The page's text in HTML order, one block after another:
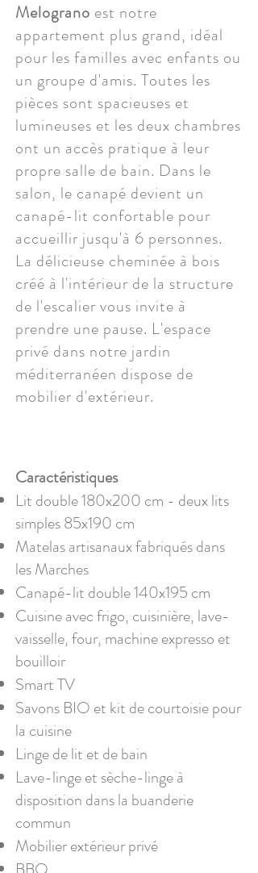
Melograno est notre
appartement plus grand, idéal
pour les familles avec enfants ou
un groupe d'amis. Toutes les
pièces sont spacieuses et
lumineuses et les deux chambres
ont un accès pratique à leur
propre salle de bain. Dans le
salon, le canapé devient un
canapé-lit confortable pour
accueillir jusqu'à 6 personnes.
La délicieuse cheminée à bois
créé à l'intérieur de la structure
de l'escalier vous invite à
prendre une pause. L'espace
privé dans notre jardin
méditerranéen dispose de
mobilier d'extérieur.
Caractéristiques
Lit double 180x200 cm - deux lits
simples 85x190 cm​
Matelas artisanaux fabriqués dans
les Marches
Canapé-lit double 140x195 cm​
Cuisine avec frigo, cuisinière, lave-
vaisselle, four, machine expresso et
bouilloir​
Smart TV​
Savons BIO et kit de courtoisie pour
la cuisine
Linge de lit et de bain
Lave-linge et sèche-linge à
disposition dans la buanderie
commun​
Mobilier extérieur privé